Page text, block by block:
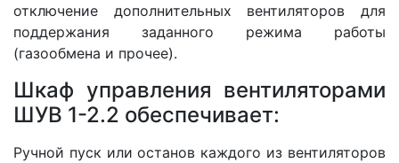
отключение дополнительных вентиляторов для
поддержания заданного режима работы
(газообмена и прочее).
Шкаф управления вентиляторами
ШУВ 1-2.2 обеспечивает:
Ручной пуск или останов каждого из вентиляторов